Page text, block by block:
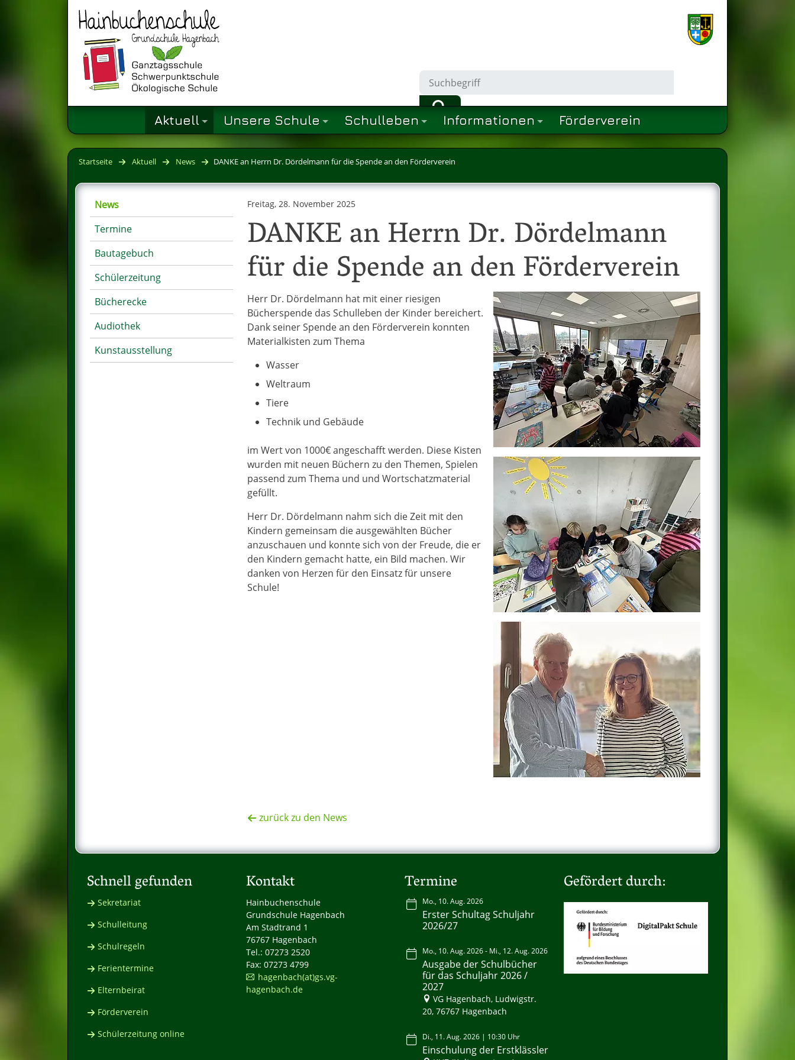
Aktuell Unsere Schule Schulleben Informationen Förderverein
Startseite Aktuell News DANKE an Herrn Dr. Dördelmann für die Spende an den Förderverein
News
Termine
Bautagebuch
Schülerzeitung
Bücherecke
Audiothek
Kunstausstellung
Freitag, 28. November 2025
DANKE an Herrn Dr. Dördelmann
für die Spende an den Förderverein
Herr Dr. Dördelmann hat mit einer riesigen
Bücherspende das Schulleben der Kinder bereichert.
Dank seiner Spende an den Förderverein konnten
Materialkisten zum Thema
Wasser
Weltraum
Tiere
Technik und Gebäude
im Wert von 1000€ angeschafft werden. Diese Kisten
wurden mit neuen Büchern zu den Themen, Spielen
passend zum Thema und und Wortschatzmaterial
gefüllt.
Herr Dr. Dördelmann nahm sich die Zeit mit den
Kindern gemeinsam die ausgewählten Bücher
anzuschauen und konnte sich von der Freude, die er
den Kindern gemacht hatte, ein Bild machen. Wir
danken von Herzen für den Einsatz für unsere
Schule!
zurück zu den News
Schnell gefunden
Sekretariat
Schulleitung
Schulregeln
Ferientermine
Elternbeirat
Förderverein
Schülerzeitung online
Kontakt
Hainbuchenschule
Grundschule Hagenbach
Am Stadtrand 1
76767 Hagenbach
Tel.: 07273 2520
Fax: 07273 4799
hagenbach(at)gs.vg-
hagenbach.de
Termine
Mo., 10. Aug. 2026
Erster Schultag Schuljahr
2026/27
Mo., 10. Aug. 2026 - Mi., 12. Aug. 2026
Ausgabe der Schulbücher
für das Schuljahr 2026 /
2027
VG Hagenbach, Ludwigstr.
20, 76767 Hagenbach
Di., 11. Aug. 2026 | 10:30 Uhr
Einschulung der Erstklässler
Gefördert durch: